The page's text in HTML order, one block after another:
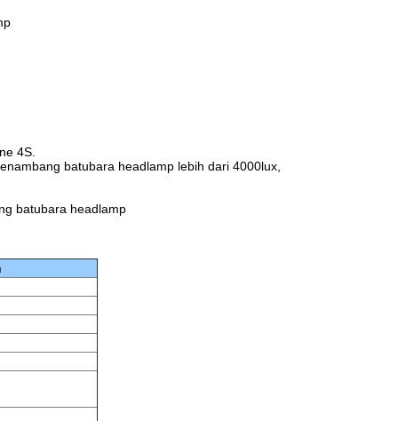
4S.
batubara headlamp lebih dari 4000lux,
batubara headlamp